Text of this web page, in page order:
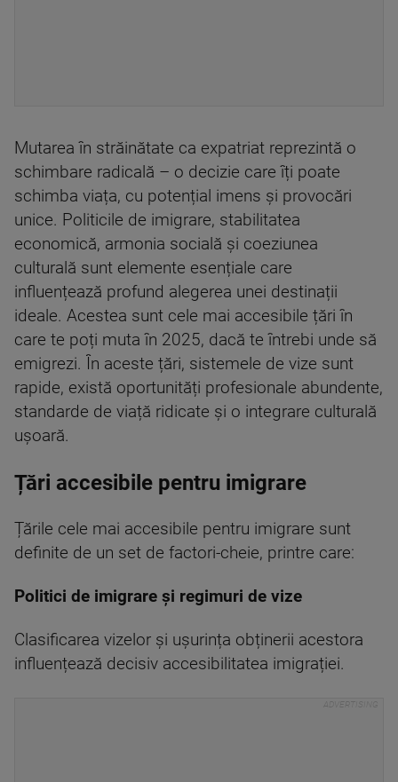
Mutarea în străinătate ca expatriat reprezintă o
schimbare radicală – o decizie care îți poate
schimba viața, cu potențial imens și provocări
unice. Politicile de imigrare, stabilitatea
economică, armonia socială și coeziunea
culturală sunt elemente esențiale care
influențează profund alegerea unei destinații
ideale. Acestea sunt cele mai accesibile țări în
care te poți muta în 2025, dacă te întrebi unde să
emigrezi. În aceste țări, sistemele de vize sunt
rapide, există oportunități profesionale abundente,
standarde de viață ridicate și o integrare culturală
ușoară.
Țări accesibile pentru imigrare
Țările cele mai accesibile pentru imigrare sunt
definite de un set de factori-cheie, printre care:
Politici de imigrare și regimuri de vize
Clasificarea vizelor și ușurința obținerii acestora
influențează decisiv accesibilitatea imigrației.